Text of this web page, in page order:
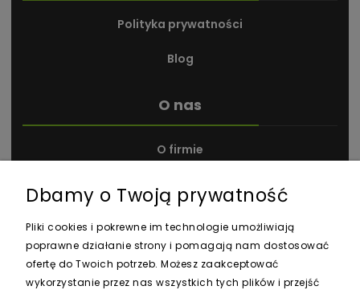
Polityka prywatności
Blog
O nas
O firmie
Kontakt i dane firmy
Dbamy o Twoją prywatność
Pliki cookies i pokrewne im technologie umożliwiają
poprawne działanie strony i pomagają nam dostosować
ofertę do Twoich potrzeb. Możesz zaakceptować
wykorzystanie przez nas wszystkich tych plików i przejść